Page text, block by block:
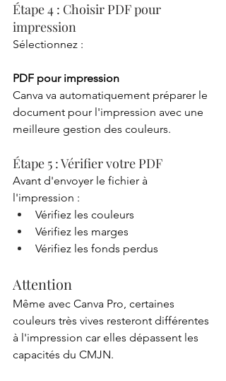
Étape 4 : Choisir PDF pour
impression
Sélectionnez :
PDF pour impression
Canva va automatiquement préparer le
document pour l'impression avec une
meilleure gestion des couleurs.
Étape 5 : Vérifier votre PDF
Avant d'envoyer le fichier à
l'impression :
Vérifiez les couleurs
Vérifiez les marges
Vérifiez les fonds perdus
Attention
Même avec Canva Pro, certaines
couleurs très vives resteront différentes
à l'impression car elles dépassent les
capacités du CMJN.